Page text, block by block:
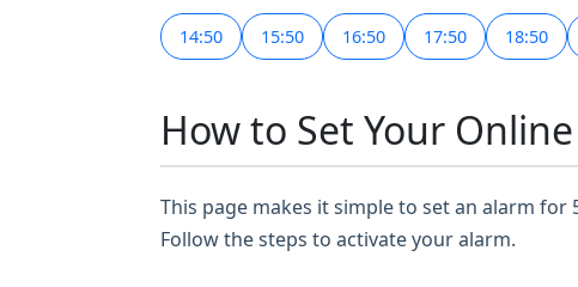
14:50 15:50 16:50 17:50 18:50
How to Set Your
This page makes it simple to set an alarm for
Follow the steps to activate your alarm.